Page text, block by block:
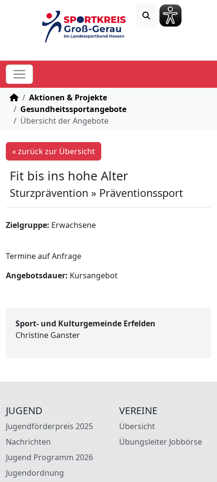
STARTSEITE
Aktionen & Projekte
Gesundheitssportangebote
Übersicht der Angebote
« zurück zur Übersicht
Fit bis ins hohe Alter
Sturzprävention » Präventionssport
Zielgruppe: Erwachsene
Termine auf Anfrage
Angebotsdauer: Kursangebot
Sport- und Kulturgemeinde Erfelden
Christine Ganster
JUGEND
Jugendförderpreis 2025
Nachrichten
Jugend Programm 2026
Jugendordnung
VEREINE
Übersicht
Übungsleiter Jobbörse